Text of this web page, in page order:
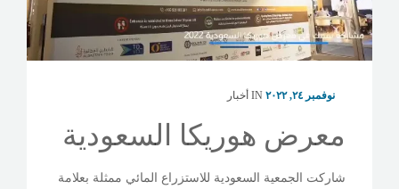
معرض سمك
نوفمبر ۲٤, ۲۰۲۲ IN أخبار
معرض هوريكا السعودية
شاركت الجمعية السعودية للاستزراع المائي ممثلة بعلامة